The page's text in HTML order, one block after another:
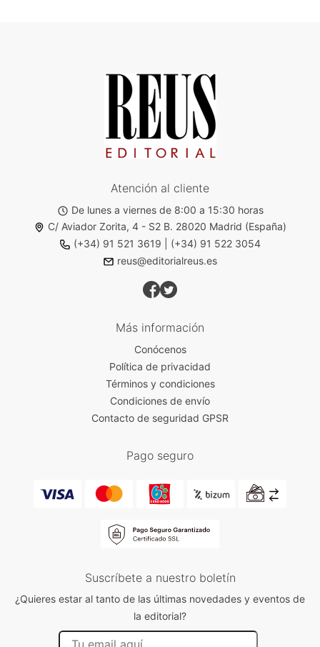
Atención al cliente
De lunes a viernes de 8:00 a 15:30 horas
C/ Aviador Zorita, 4 - S2 B. 28020 Madrid (España)
(+34) 91 521 3619
(+34) 91 522 3054
reus@editorialreus.es
Más información
Conócenos
Política de privacidad
Términos y condiciones
Condiciones de envío
Contacto de seguridad GPSR
Pago seguro
Suscríbete a nuestro boletín
¿Quieres estar al tanto de las últimas novedades y eventos de
la editorial?